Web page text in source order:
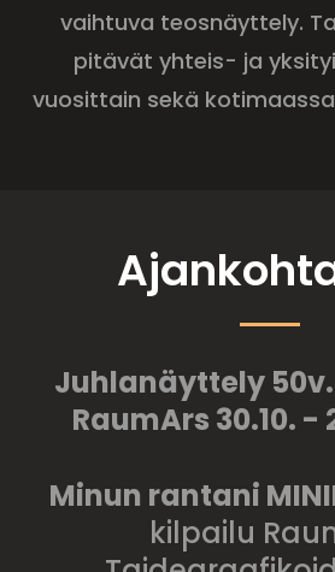
vaihtuva teosnäyttely.
pitävät yhteis- ja
vuosittain sekä
Juhlanäyttely
RaumArs 30.10. -
Minun rantani
kilpailu